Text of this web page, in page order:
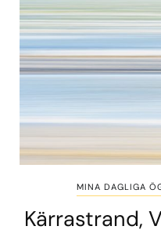
MINA DAGLIGA
Kärrastrand,